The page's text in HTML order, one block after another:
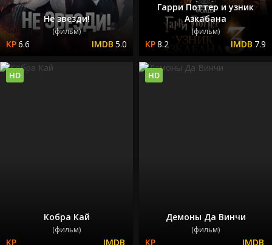
Не звезди!
(фильм)
6.6 5.0
Гарри Поттер и узник
Азкабана
(фильм)
8.2 7.9
Кобра Кай
(фильм)
HD
Демоны Да Винчи
(фильм)
HD